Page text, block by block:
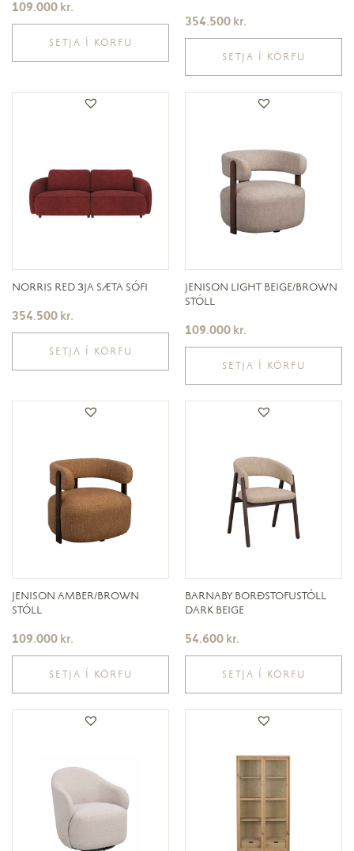
109.000 kr.
SETJA Í KÖRFU
354.500 kr.
SETJA Í KÖRFU
NORRIS RED 3JA SÆTA SÓFI
354.500 kr.
SETJA Í KÖRFU
JENISON LIGHT BEIGE/BROWN
STÓLL
109.000 kr.
SETJA Í KÖRFU
JENISON AMBER/BROWN
STÓLL
109.000 kr.
SETJA Í KÖRFU
BARNABY BORÐSTOFUSTÓLL
DARK BEIGE
54.600 kr.
SETJA Í KÖRFU